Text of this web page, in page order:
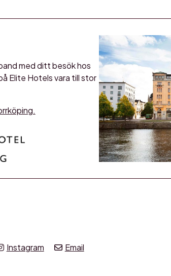
med ditt besök hos
Elite Hotels vara till stor
Instagram Email